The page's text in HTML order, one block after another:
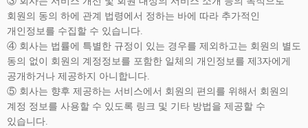
회원의 동의 하에 관계 법령에서 정하는 바에 따라 추가적인
개인정보를 수집할 수 있습니다.
④ 회사는 법률에 특별한 규정이 있는 경우를 제외하고는 회원의 별도
동의 없이 회원의 계정정보를 포함한 일체의 개인정보를 제3자에게
공개하거나 제공하지 아니합니다.
⑤ 회사는 향후 제공하는 서비스에서 회원의 편의를 위해서 회원의
계정 정보를 사용할 수 있도록 링크 및 기타 방법을 제공할 수
있습니다.